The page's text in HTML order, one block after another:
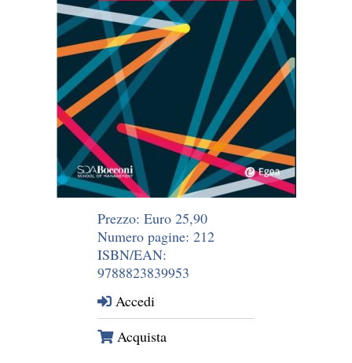
Prezzo: Euro 25,90
Numero pagine: 212
ISBN/EAN:
9788823839953
Accedi
Acquista